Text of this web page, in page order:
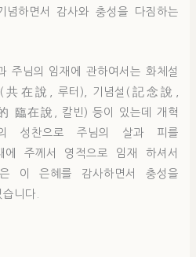
하면서 감사와 충성을 다짐하는
주님의 임재에 관하여서는 화체설
共在說, 루터), 기념설(記念說,
臨在說, 칼빈) 등이 있는데 개혁
성찬으로 주님의 살과 피를
에 주께서 영적으로 임재 하셔서
이 은혜를 감사하면서 충성을
니다.